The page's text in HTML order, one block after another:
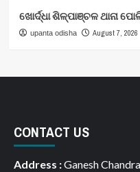
ଖୋର୍ଦ୍ଧା ଶିଳ୍ପାଞ୍ଚଳ ଥାନା
upanta odisha August 7, 2026
CONTACT US
Address :Ganesh